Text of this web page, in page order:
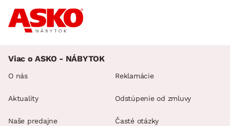
Viac o ASKO - NÁBYTOK
O nás
Aktuality
Naše predajne
Reklamácie
Odstúpenie od zmluvy
Časté otázky